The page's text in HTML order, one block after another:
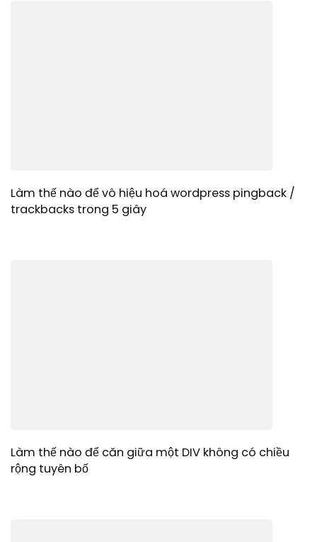
Làm thế nào để vô hiệu hoá wordpress pingback /
trackbacks trong 5 giây
Làm thế nào để căn giữa một DIV không có chiều
rộng tuyên bố